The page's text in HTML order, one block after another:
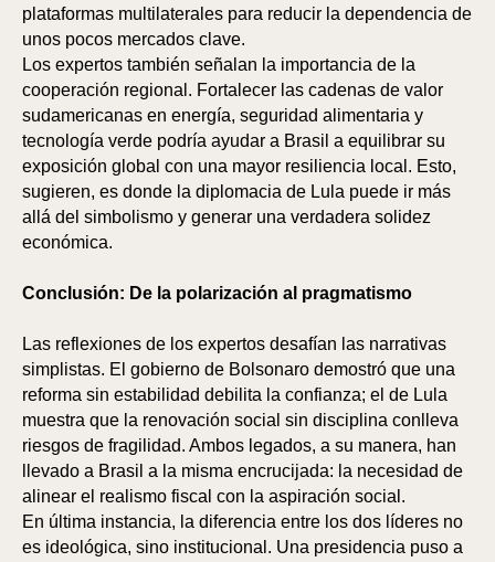
plataformas multilaterales para reducir la dependencia de
unos pocos mercados clave.
Los expertos también señalan la importancia de la
cooperación regional. Fortalecer las cadenas de valor
sudamericanas en energía, seguridad alimentaria y
tecnología verde podría ayudar a Brasil a equilibrar su
exposición global con una mayor resiliencia local. Esto,
sugieren, es donde la diplomacia de Lula puede ir más
allá del simbolismo y generar una verdadera solidez
económica.
Conclusión: De la polarización al pragmatismo
Las reflexiones de los expertos desafían las narrativas
simplistas. El gobierno de Bolsonaro demostró que una
reforma sin estabilidad debilita la confianza; el de Lula
muestra que la renovación social sin disciplina conlleva
riesgos de fragilidad. Ambos legados, a su manera, han
llevado a Brasil a la misma encrucijada: la necesidad de
alinear el realismo fiscal con la aspiración social.
En última instancia, la diferencia entre los dos líderes no
es ideológica, sino institucional. Una presidencia puso a